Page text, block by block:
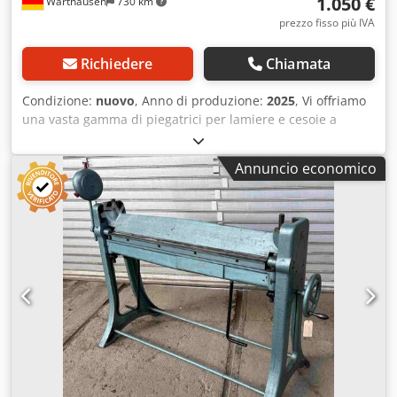
prezzo fisso più IVA
Richiedere Chiamata
Condizione: nuovo, Anno di produzione: 2025, Vi offriamo
una vasta gamma di piegatrici per lamiere e cesoie a
ghigliottina. Cosa puoi aspettarti da noi: consegna veloce e
sicura senza complicazioni; consulenza e assistenza
competenti durante e dopo la garanzia. Promesso.
Consulenza, consegna o manutenzione? È un piacere. Per
singole macchine o interi pacchetti? Nessun problema.
Conosciamo tutti i nostri dispositivi dentro e fuori. Per
anni. E come produttore, siamo sempre aggiornati. Ti
aspettiamo. direttamente dal produttore Lunghezza utile:
2140 mm CE Spessore massimo della lamiera: 0,8 mm
(acciaio) lamiera di zinco-titanio 0,8 mm, lamiera di
alluminio 1,2 mm, lamiera di rame 1,25 mm Angolo di
piegatura 145 gradi (su richiesta del cliente fino a 165
gradi) Taglio lungo l'intera lunghezza di lavoro Cedpfx
Afecddnfelerf Solleva la parte superiore della guancia in
Annuncio economico